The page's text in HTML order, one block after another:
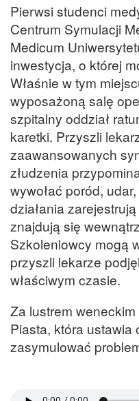
Pierwsi studenci
Centrum Symulacji
Medicum
inwestycja, o której
Właśnie w tym
wyposażoną salę
szpitalny oddział
karetki. Przyszli
zaawansowanych
złudzenia
wywołać poród,
działania
znajdują się
Szkoleniowcy mogą
przyszli lekarze
właściwym czasie.
Za lustrem
Piasta, która ustawia
zasymulować